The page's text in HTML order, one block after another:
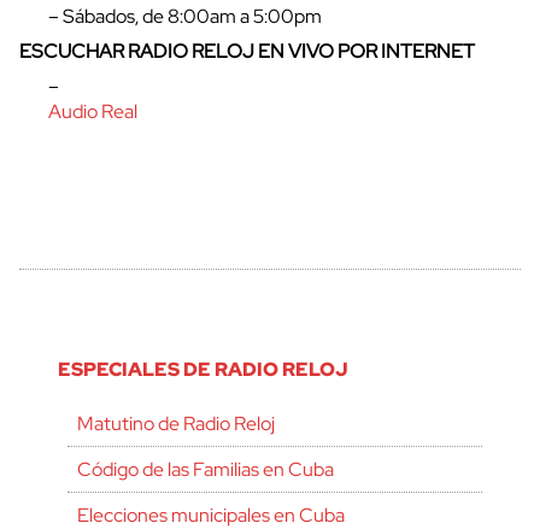
– Sábados, de 8:00am a 5:00pm
ESCUCHAR RADIO RELOJ EN VIVO POR INTERNET
–
Audio Real
ESPECIALES DE RADIO RELOJ
Matutino de Radio Reloj
Código de las Familias en Cuba
Elecciones municipales en Cuba